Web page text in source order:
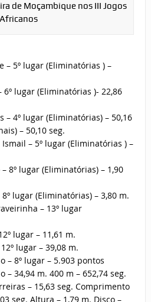
de Moçambique nos III Jogos
Africanos
– 5º lugar (Eliminatórias ) –
6º lugar (Eliminatórias )- 22,86
– 4º lugar (Eliminatórias) – 50,16
– 50,10 seg.
– 5º lugar (Eliminatórias ) –
8º lugar (Eliminatórias) – 1,90
lugar (Eliminatórias) – 3,80 m.
– 13º lugar
lugar – 11,61 m.
lugar – 39,08 m.
– 8º lugar – 5.903 pontos
– 34,94 m. 400 m – 652,74 seg.
– 15,63 seg. Comprimento
seg. Altura – 1,79 m. Disco –